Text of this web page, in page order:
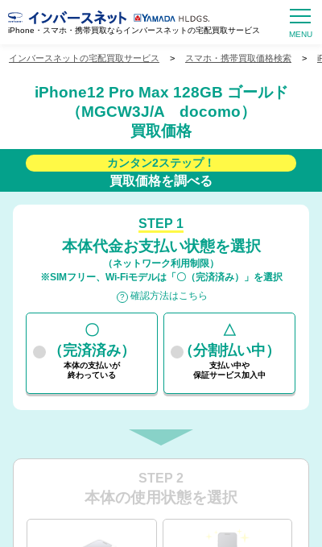
iPhone・スマホ・携帯買取ならインバースネットの宅配買取サービス
インバースネットの宅配買取サービス > スマホ・携帯買取価格検索 >
iPhone12 Pro Max 128GB ゴールド
（MGCW3J/A docomo）
買取価格
カンタン2ステップ！
買取価格を調べる
STEP 1
本体代金お支払い状態を選択
（ネットワーク利用制限）
※SIMフリー、Wi-Fiモデルは「〇（完済済み）」を選択
確認方法はこちら
〇
（完済済み）
本体の支払いが
終わっている
△
（分割払い中）
支払い中や
保証サービス加入中
STEP 2
本体の使用状態を選択